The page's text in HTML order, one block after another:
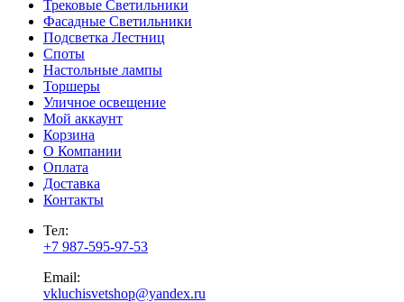
Трековые Светильники
Фасадные Светильники
Подсветка Лестниц
Споты
Настольные лампы
Торшеры
Уличное освещение
Мой аккаунт
Корзина
О Компании
Оплата
Доставка
Контакты
Тел:
+7 987-595-97-53
Email:
vkluchisvetshop@yandex.ru